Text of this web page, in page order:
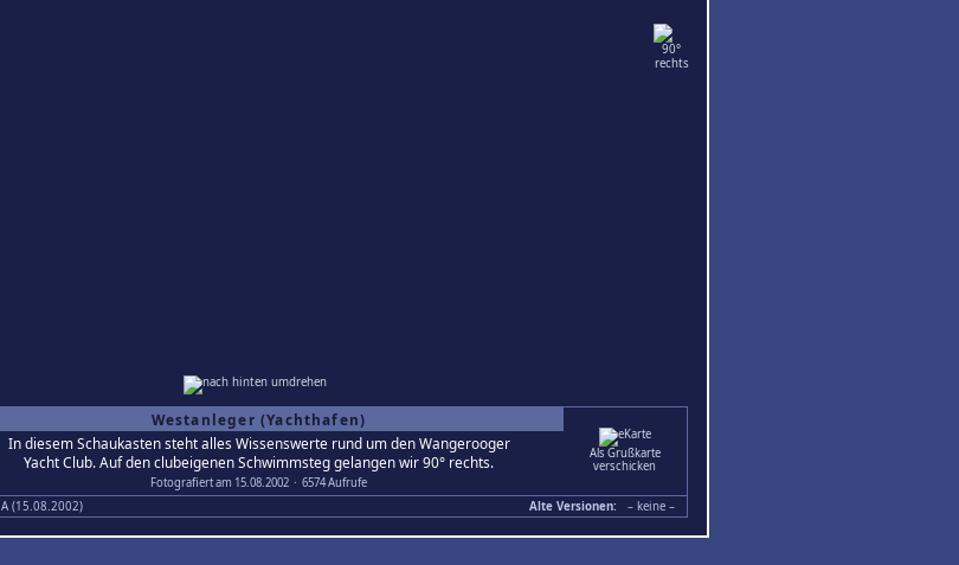
Westanleger (Yachthafen)
In diesem Schaukasten steht alles Wissenswerte rund um den Wangerooger
Yacht Club. Auf den clubeigenen Schwimmsteg gelangen wir 90° rechts.
Fotografiert am 15.08.2002 · 6574 Aufrufe
Als Grußkarte
verschicken
A (15.08.2002) Alte Versionen: – keine –